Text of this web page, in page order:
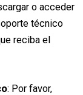
o acceder
técnico
reciba el
: Por favor,